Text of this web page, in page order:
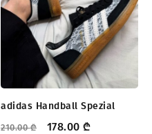
adidas Handball Spezial
210.00₾ 178.00 ₾